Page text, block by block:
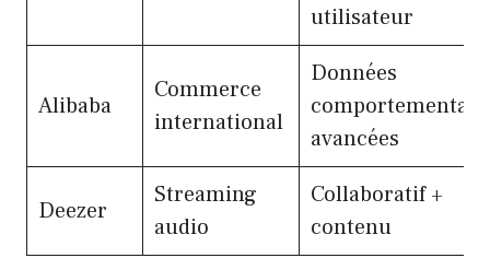
utilisateur
Alibaba
Commerce
international
Données
avancées
Deezer
Streaming
audio
Collaboratif +
contenu